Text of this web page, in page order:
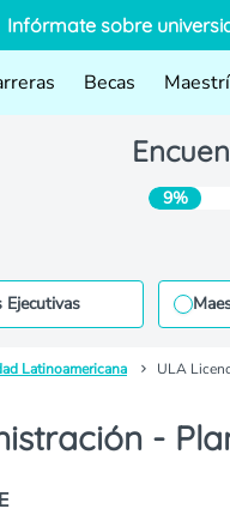
Infórmate sobre
Becas
9%
Ejecutivas
Latinoamericana ULA
-